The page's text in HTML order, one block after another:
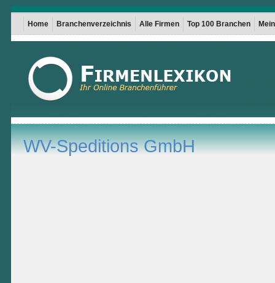
Home Branchenverzeichnis Alle Firmen Top 100 Branchen
WV-Speditions GmbH